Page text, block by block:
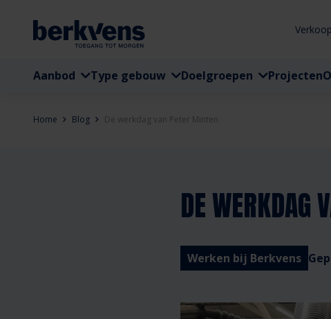
Aanbod Type gebouw Doelgroepen Projecten
Home Blog De werkdag van Peter Minten
DE WERKDAG
Werken bij Berkvens